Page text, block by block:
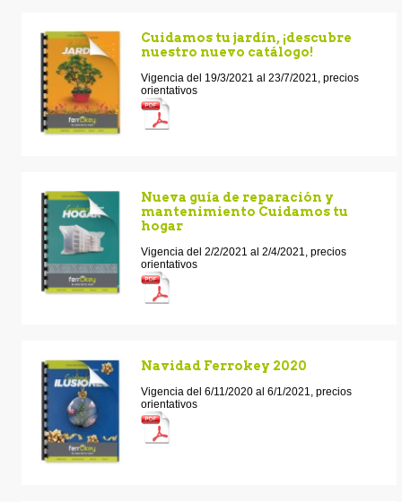
Cuidamos tu jardín, ¡descubre
nuestro nuevo catálogo!
Vigencia del 19/3/2021 al 23/7/2021, precios
orientativos
Nueva guía de reparación y
mantenimiento Cuidamos tu
hogar
Vigencia del 2/2/2021 al 2/4/2021, precios
orientativos
Navidad Ferrokey 2020
Vigencia del 6/11/2020 al 6/1/2021, precios
orientativos